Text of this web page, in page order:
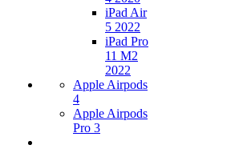
iPad Air
5 2022
iPad Pro
11 M2
2022
Apple Airpods
4
Apple Airpods
Pro 3